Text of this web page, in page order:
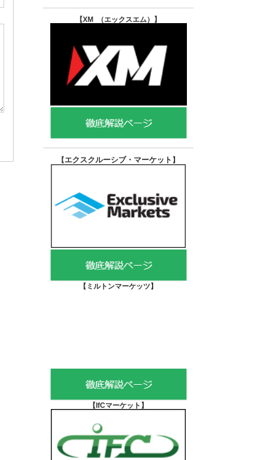
【XM （エックスエム） 】
【エクスクルーシブ・マーケット 】
【 ミルトンマーケッツ】
【IfCマーケット 】